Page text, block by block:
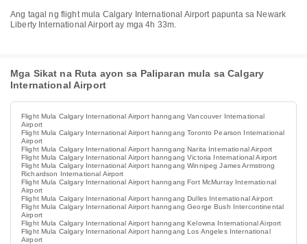
Ang tagal ng flight mula Calgary International Airport papunta sa Newark
Liberty International Airport ay mga 4h 33m.
Mga Sikat na Ruta ayon sa Paliparan mula sa Calgary
International Airport
Flight Mula Calgary International Airport hanngang Vancouver International
Airport
Flight Mula Calgary International Airport hanngang Toronto Pearson International
Airport
Flight Mula Calgary International Airport hanngang Narita International Airport
Flight Mula Calgary International Airport hanngang Victoria International Airport
Flight Mula Calgary International Airport hanngang Winnipeg James Armstrong
Richardson International Airport
Flight Mula Calgary International Airport hanngang Fort McMurray International
Airport
Flight Mula Calgary International Airport hanngang Dulles International Airport
Flight Mula Calgary International Airport hanngang George Bush Intercontinental
Airport
Flight Mula Calgary International Airport hanngang Kelowna International Airport
Flight Mula Calgary International Airport hanngang Los Angeles International
Airport